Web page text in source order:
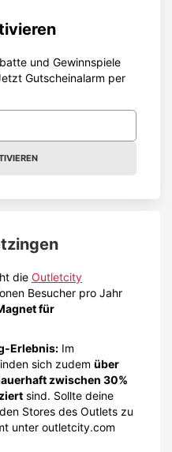
und Gewinnspiele
Gutscheinalarm per
die Outletcity
Besucher pro Jahr
für
Erlebnis: Im
sich zudem über
zwischen 30%
sind. Sollte deine
Stores des Outlets zu
unter outletcity.com